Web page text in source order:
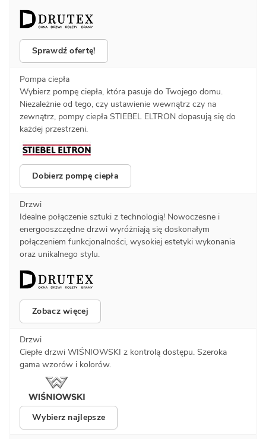
Sprawdź ofertę!
Pompa ciepła
Wybierz pompę ciepła, która pasuje do Twojego domu.
Niezależnie od tego, czy ustawienie wewnątrz czy na
zewnątrz, pompy ciepła STIEBEL ELTRON dopasują się do
każdej przestrzeni.
Dobierz pompę ciepła
Drzwi
Idealne połączenie sztuki z technologią! Nowoczesne i
energooszczędne drzwi wyróżniają się doskonałym
połączeniem funkcjonalności, wysokiej estetyki wykonania
oraz unikalnego stylu.
Zobacz więcej
Drzwi
Ciepłe drzwi WIŚNIOWSKI z kontrolą dostępu. Szeroka
gama wzorów i kolorów.
Wybierz najlepsze